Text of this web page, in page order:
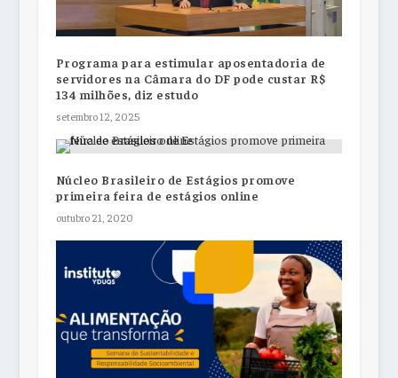
Programa para estimular aposentadoria de
servidores na Câmara do DF pode custar R$
134 milhões, diz estudo
setembro 12, 2025
Núcleo Brasileiro de Estágios promove
primeira feira de estágios online
outubro 21, 2020